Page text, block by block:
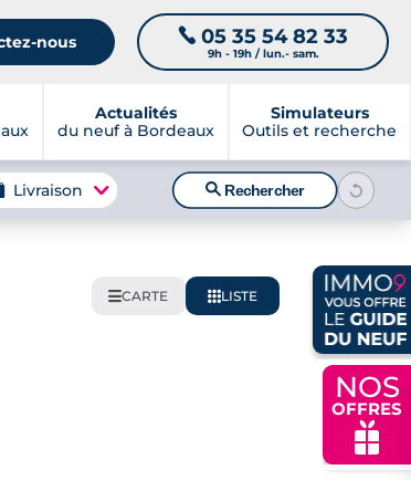
nous 📞 05 35 54 82 33
9h - 19h / lun.- sam.
Actualités
du neuf à Bordeaux
Simulateurs
Outils et recherche
NOS
OFFRES
🎁
Livraison 🔍Rechercher
🌍CARTE 📋LISTE